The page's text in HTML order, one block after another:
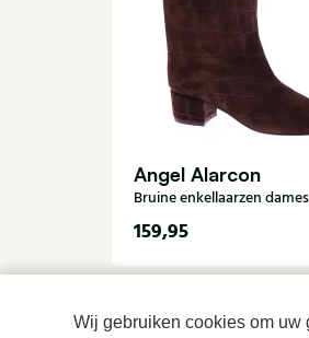
Wij gebruiken cookies om uw
Angel Alarcon
Bruine enkellaarzen dames
159,95